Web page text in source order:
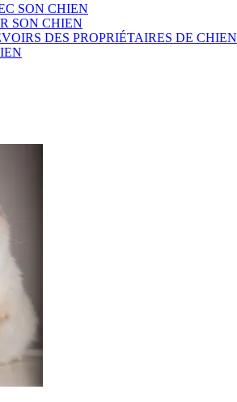
SON CHIEN
SON CHIEN
DES PROPRIÉTAIRES DE CHIEN